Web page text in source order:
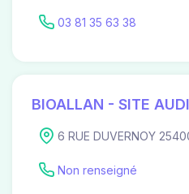
03 81 35 63 38
BIOALLAN - SITE
6 RUE DUVERNOY
Non renseigné